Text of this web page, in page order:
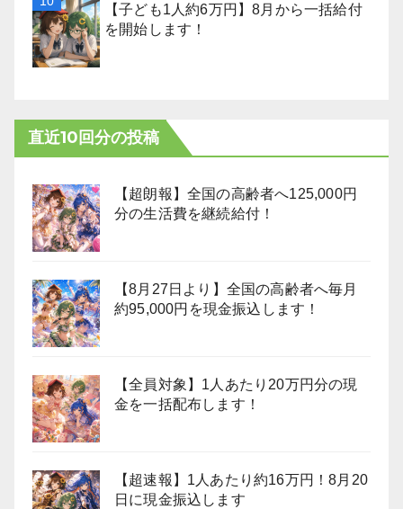
【子ども1人約6万円】8月から一括給付
を開始します！
直近10回分の投稿
【超朗報】全国の高齢者へ125,000円
分の生活費を継続給付！
【8月27日より】全国の高齢者へ毎月
約95,000円を現金振込します！
【全員対象】1人あたり20万円分の現
金を一括配布します！
【超速報】1人あたり約16万円！8月20
日に現金振込します